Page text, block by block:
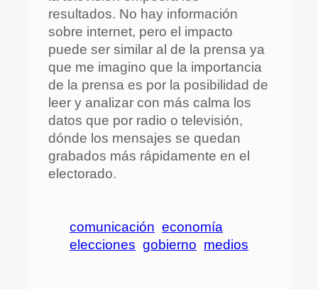
resultados. No hay información
sobre internet, pero el impacto
puede ser similar al de la prensa ya
que me imagino que la importancia
de la prensa es por la posibilidad de
leer y analizar con más calma los
datos que por radio o televisión,
dónde los mensajes se quedan
grabados más rápidamente en el
electorado.
comunicación economía
elecciones gobierno medios